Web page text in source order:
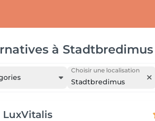
à Stadtbredimus
Choisir une localisation
Stadtbredimus
LuxVitalis